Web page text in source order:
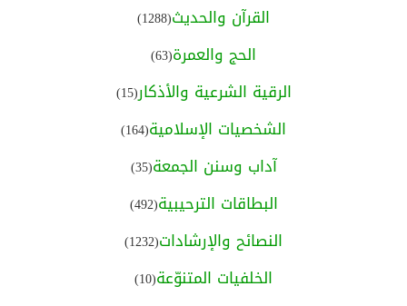
القرآن والحديث(1288)
الحج والعمرة(63)
الرقية الشرعية والأذكار(15)
الشخصيات الإسلامية(164)
آداب وسنن الجمعة(35)
البطاقات الترحيبية(492)
النصائح والإرشادات(1232)
الخلفيات المتنوّعة(10)